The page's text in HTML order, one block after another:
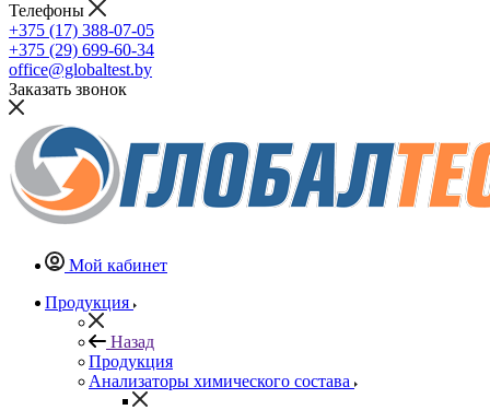
Телефоны
+375 (17) 388-07-05
+375 (29) 699-60-34
office@globaltest.by
Заказать звонок
Мой кабинет
Продукция
Назад
Продукция
Анализаторы химического состава